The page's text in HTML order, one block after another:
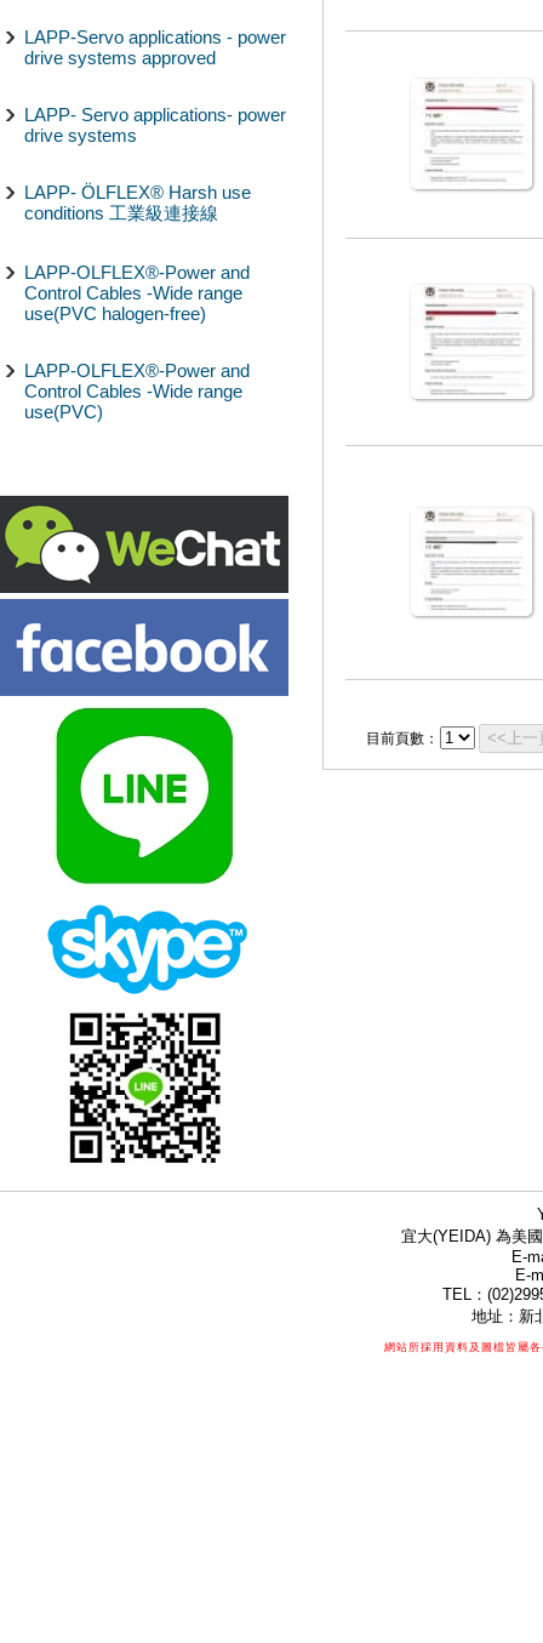
LAPP-Servo applications - power
drive systems approved
LAPP- Servo applications- power
drive systems
LAPP- ÖLFLEX® Harsh use
conditions 工業級連接線
LAPP-OLFLEX®-Power and
Control Cables -Wide range
use(PVC halogen-free)
LAPP-OLFLEX®-Power and
Control Cables -Wide range
use(PVC)
目前頁數： <<上一
宜大(YEIDA) 為美
E-
E-
TEL：
地址：新
網站所採用資料及圖檔皆屬